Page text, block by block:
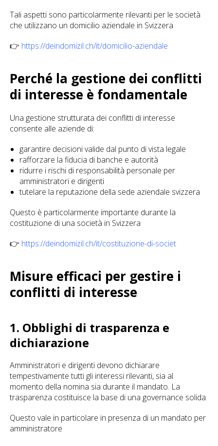
Tali aspetti sono particolarmente rilevanti per le società
che utilizzano un domicilio aziendale in Svizzera
👉 https://deindomizil.ch/it/domicilio-aziendale
Perché la gestione dei conflitti
di interesse è fondamentale
Una gestione strutturata dei conflitti di interesse
consente alle aziende di:
garantire decisioni valide dal punto di vista legale
rafforzare la fiducia di banche e autorità
ridurre i rischi di responsabilità personale per
amministratori e dirigenti
tutelare la reputazione della sede aziendale svizzera
Questo è particolarmente importante durante la
costituzione di una società in Svizzera
👉 https://deindomizil.ch/it/costituzione-di-societ
Misure efficaci per gestire i
conflitti di interesse
1. Obblighi di trasparenza e
dichiarazione
Amministratori e dirigenti devono dichiarare
tempestivamente tutti gli interessi rilevanti, sia al
momento della nomina sia durante il mandato. La
trasparenza costituisce la base di una governance solida.
Questo vale in particolare in presenza di un mandato per
amministratore